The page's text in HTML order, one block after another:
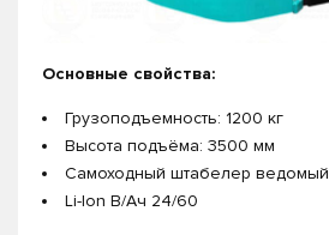
Основные свойства:
Грузоподъемность: 1200 кг
Высота подъёма: 3500 мм
Самоходный штабелер ведомый
Li-Ion В/Ач 24/60